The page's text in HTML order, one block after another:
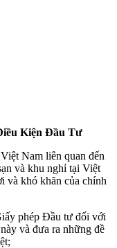
Kiện Đầu Tư
Nam liên quan đến
và khu nghỉ tại Việt
và khó khăn của chính
phép Đầu tư đối với
và đưa ra những đề